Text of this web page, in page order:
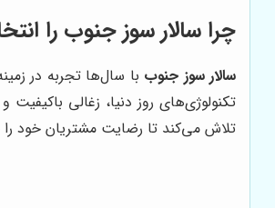
چرا سالار سوز جنوب را
سالار سوز جنوب با سال‌ها تجربه در
تکنولوژی‌های روز دنیا، زغالی
تلاش می‌کند تا رضایت مشتریان خود